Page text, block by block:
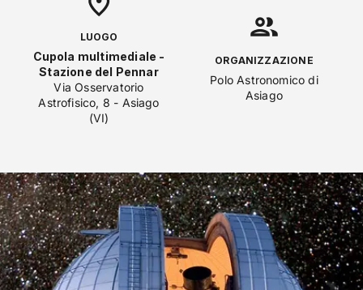
LUOGO
Cupola multimediale -
Stazione del Pennar
Via Osservatorio
Astrofisico, 8 - Asiago
(VI)
ORGANIZZAZIONE
Polo Astronomico di
Asiago